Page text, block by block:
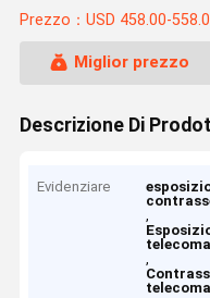
Prezzo：USD 458.00-
Miglior prezzo
Descrizione Di
Evidenziare
,
,